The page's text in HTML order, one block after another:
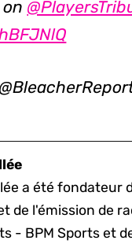
on
a été fondateur
de l'émission de
- BPM Sports et